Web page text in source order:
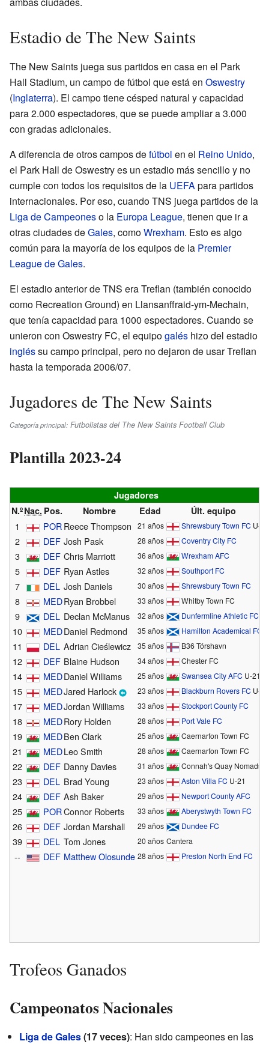
Estadio de The New Saints
The New Saints juega sus partidos en casa en el Park
Hall Stadium, un campo de fútbol que está en Oswestry
(Inglaterra). El campo tiene césped natural y capacidad
para 2.000 espectadores, que se puede ampliar a 3.000
con gradas adicionales.
A diferencia de otros campos defútbol en el Reino Unido,
el Park Hall de Oswestry es un estadio más sencillo y no
cumple con todos los requisitos de la UEFApara partidos
internacionales. Por eso, cuando TNS juega partidos de la
Liga de Campeoneso la Europa League, tienen que ir a
otras ciudades deGales, comoWrexham. Esto es algo
común para la mayoría de los equipos de la Premier
League de Gales.
El estadio anterior de TNS era Treflan (también conocido
como Recreation Ground) en Llansanffraid-ym-Mechain,
que tenía capacidad para 1000 espectadores. Cuando se
unieron con Oswestry FC, el equipogalés hizo del estadio
ingléssu campo principal, pero no dejaron de usar Treflan
hasta la temporada 2006/07.
Jugadores de The New Saints
Categoría principal: Futbolistas del The New Saints Football Club
Plantilla 2023-24
Jugadores
N.ºNac. Pos. Nombre Edad Últ. equipo
1 PORReece Thompson 21 años Shrewsbury Town FC U-18
2 DEF Josh Pask 28 años Coventry City FC
3 DEF Chris Marriott 36 años Wrexham AFC
5 DEF Ryan Astles 32 años Southport FC
7 DEL Josh Daniels 30 años Shrewsbury Town FC
8 MEDRyan Brobbel 33 años Whitby Town FC
9 DEL Declan McManus 32 años Dunfermline Athletic FC
10 MEDDaniel Redmond 35 años Hamilton Academical FC
11 DEL Adrian Cieślewicz 35 años B36 Tórshavn
12 DEF Blaine Hudson 34 años Chester FC
14 MEDDaniel Williams 25 años Swansea City AFC U-21
15 MEDJared Harlock 23 años Blackburn Rovers FC U-21
17 MEDJordan Williams 33 años Stockport County FC
18 MEDRory Holden 28 años Port Vale FC
19 MEDBen Clark 25 años Caernarfon Town FC
21 MEDLeo Smith 28 años Caernarfon Town FC
22 DEF Danny Davies 31 años Connah's Quay Nomads
23 DEL Brad Young 23 años Aston Villa FC U-21
24 DEF Ash Baker 29 años Newport County AFC
25 PORConnor Roberts 33 años Aberystwyth Town FC
26 DEF Jordan Marshall 29 años Dundee FC
39 DEL Tom Jones 20 años Cantera
-- DEF Matthew Olosunde 28 años Preston North End FC
Trofeos Ganados
Campeonatos Nacionales
Liga de Gales(17 veces): Han sido campeones en las